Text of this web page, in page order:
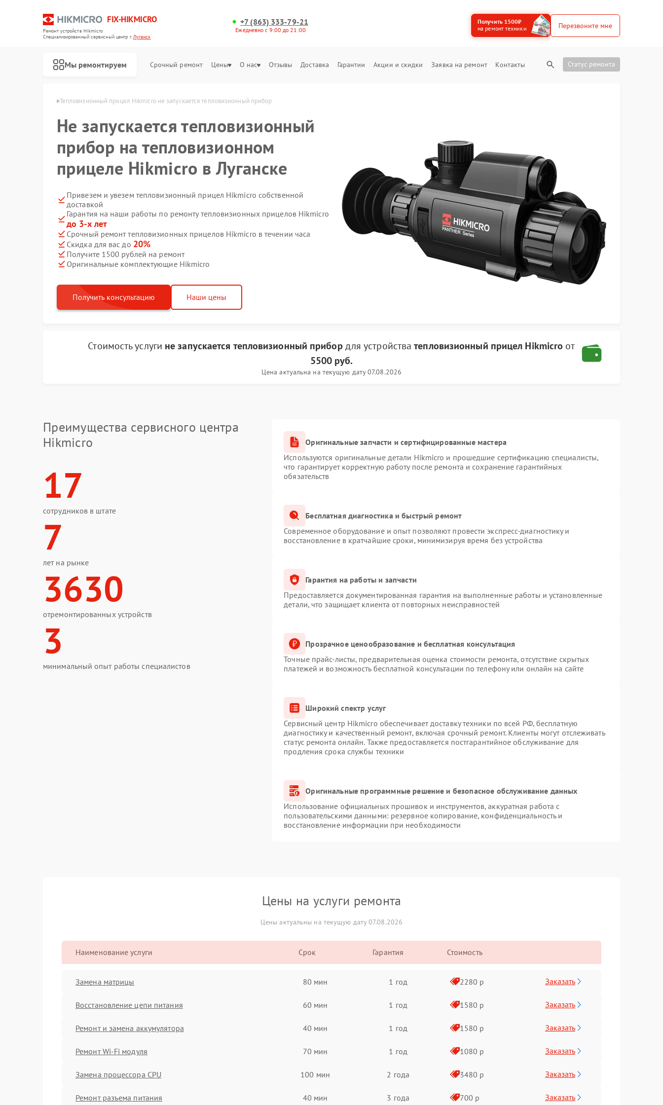
FIX-HIKMICRO
Ремонт устройств Hikmicro
Специализированный cервисный центр г.Луганск
+7 (863) 333-79-21
Ежедневно с 9:00 до 21:00
Получить 1500₽
на ремонт техники
Перезвоните мне
Мы ремонтируем Срочный ремонт Цены О нас Отзывы Доставка Гарантии Акции и скидки Заявка на ремонт Контакты Статус ремонта
Тепловизионный прицел Hikmicro не запускается тепловизионный прибор
Не запускается тепловизионный
прибор на тепловизионном
прицеле Hikmicro в Луганске
Привезем и увезем тепловизионный прицел Hikmicro собственной
доставкой
Гарантия на наши работы по ремонту тепловизионных прицелов Hikmicro
до 3-х лет
Срочный ремонт тепловизионных прицелов Hikmicro в течении часа
Скидка для вас до 20%
Получите 1500 рублей на ремонт
Оригинальные комплектующие Hikmicro
Получить консультацию Наши цены
Стоимость услуги не запускается тепловизионный прибордля устройстватепловизионный прицел Hikmicro от
5500 руб.
Цена актуальна на текущую дату 07.08.2026
Преимущества сервисного центра
Hikmicro
17
сотрудников в штате
7
лет на рынке
3630
отремонтированных устройств
3
минимальный опыт работы специалистов
Оригинальные запчасти и сертифицированные мастера
Используются оригинальные детали Hikmicro и прошедшие сертификацию специалисты,
что гарантирует корректную работу после ремонта и сохранение гарантийных
обязательств
Бесплатная диагностика и быстрый ремонт
Современное оборудование и опыт позволяют провести экспресс-диагностику и
восстановление в кратчайшие сроки, минимизируя время без устройства
Гарантия на работы и запчасти
Предоставляется документированная гарантия на выполненные работы и установленные
детали, что защищает клиента от повторных неисправностей
Прозрачное ценообразование и бесплатная консультация
Точные прайс-листы, предварительная оценка стоимости ремонта, отсутствие скрытых
платежей и возможность бесплатной консультации по телефону или онлайн на сайте
Широкий спектр услуг
Сервисный центр Hikmicro обеспечивает доставку техники по всей РФ, бесплатную
диагностику и качественный ремонт, включая срочный ремонт. Клиенты могут отслеживать
статус ремонта онлайн. Также предоставляется постгарантийное обслуживание для
продления срока службы техники
Оригинальные программные решение и безопасное обслуживание данных
Использование официальных прошивок и инструментов, аккуратная работа с
пользовательскими данными: резервное копирование, конфиденциальность и
восстановление информации при необходимости
Цены на услуги ремонта
Цены актуальны на текущую дату 07.08.2026
Наименование услуги Срок Гарантия Стоимость
Замена матрицы 80 мин 1 год 2280 р Заказать
Восстановление цепи питания 60 мин 1 год 1580 р Заказать
Ремонт и замена аккумулятора 40 мин 1 год 1580 р Заказать
Ремонт Wi-Fi модуля 70 мин 1 год 1080 р Заказать
Замена процессора CPU 100 мин 2 года 3480 р Заказать
Ремонт разъема питания 40 мин 3 года 700 р Заказать